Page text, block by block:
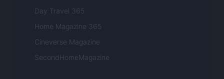
Day Travel 365
Home Magazine 365
Cineverse Magazine
SecondHomeMagazine